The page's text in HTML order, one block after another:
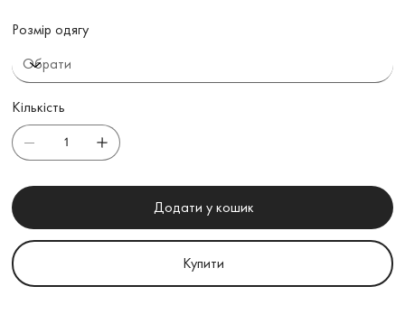
Розмір одягу
Кількість
Додати у кошик
Купити